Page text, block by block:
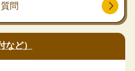
問
など）